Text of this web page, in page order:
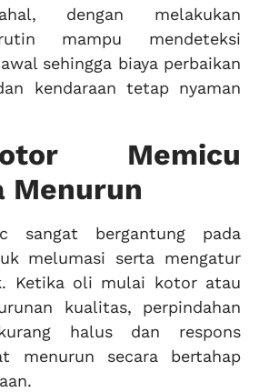
dengan melakukan
mampu mendeteksi
sehingga biaya perbaikan
kendaraan tetap nyaman
Memicu
Menurun
sangat bergantung pada
melumasi serta mengatur
Ketika oli mulai kotor atau
kualitas, perpindahan
halus dan respons
menurun secara bertahap